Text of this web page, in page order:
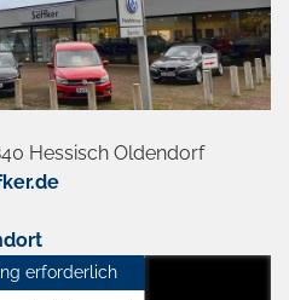
Hessisch Oldendorf
erforderlich